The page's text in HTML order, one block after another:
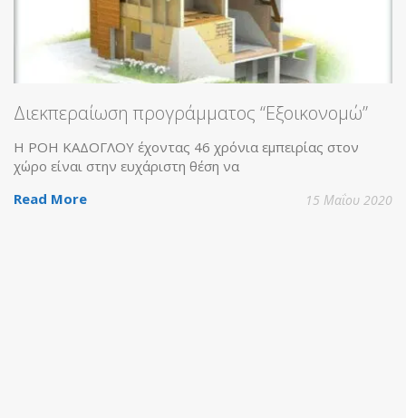
Διεκπεραίωση προγράμματος “Εξοικονομώ”
Η ΡΟΗ ΚΑΔΟΓΛΟΥ έχοντας 46 χρόνια εμπειρίας στον
χώρο είναι στην ευχάριστη θέση να
Read More
15 Μαΐου 2020